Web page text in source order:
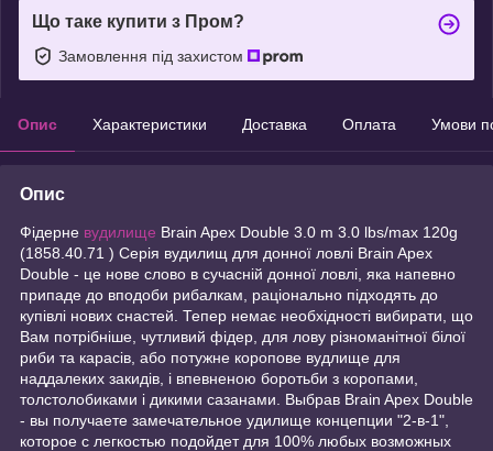
Що таке купити з Пром?
Замовлення під захистом
Опис Характеристики Доставка Оплата Умови
Опис
Фідерне вудилище Brain Apex Double 3.0 m 3.0 lbs/max 120g
(1858.40.71 ) Серія вудилищ для донної ловлі Brain Apex
Double - це нове слово в сучасній донної ловлі, яка напевно
припаде до вподоби рибалкам, раціонально підходять до
купівлі нових снастей. Тепер немає необхідності вибирати, що
Вам потрібніше, чутливий фідер, для лову різноманітної білої
риби та карасів, або потужне коропове вудлище для
наддалеких закидів, і впевненою боротьби з коропами,
толстолобиками і дикими сазанами. Выбрав Brain Apex Double
- вы получаете замечательное удилище концепции "2-в-1",
которое с легкостью подойдет для 100% любых возможных